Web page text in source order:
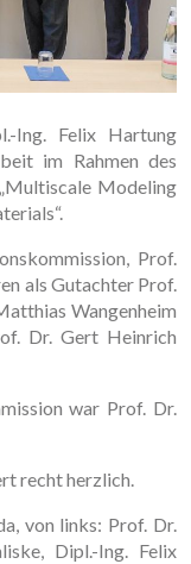
Ing. Felix Hartung
im Rahmen des
Modeling
Prof.
als Gutachter Prof.
Wangenheim
Dr. Gert Heinrich
war Prof. Dr.
recht herzlich.
von links: Prof. Dr.
Dipl.-Ing. Felix